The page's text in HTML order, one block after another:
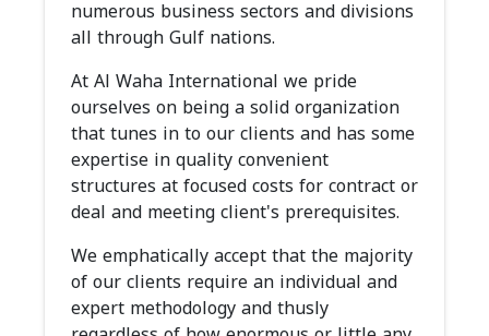
numerous business sectors and divisions
all through Gulf nations.
At Al Waha International we pride
ourselves on being a solid organization
that tunes in to our clients and has some
expertise in quality convenient
structures at focused costs for contract or
deal and meeting client's prerequisites.
We emphatically accept that the majority
of our clients require an individual and
expert methodology and thusly